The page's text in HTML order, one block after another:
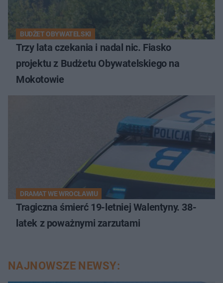
BUDŻET OBYWATELSKI
Trzy lata czekania i nadal nic. Fiasko
projektu z Budżetu Obywatelskiego na
Mokotowie
DRAMAT WE WROCŁAWIU
Tragiczna śmierć 19-letniej Walentyny. 38-
latek z poważnymi zarzutami
NAJNOWSZE NEWSY: